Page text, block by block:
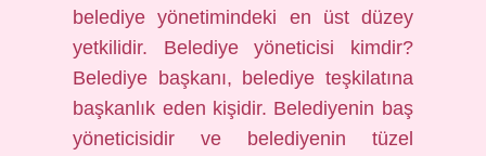
belediye yönetimindeki en üst düzey
yetkilidir. Belediye yöneticisi kimdir?
Belediye başkanı, belediye teşkilatına
başkanlık eden kişidir. Belediyenin baş
yöneticisidir ve belediyenin tüzel